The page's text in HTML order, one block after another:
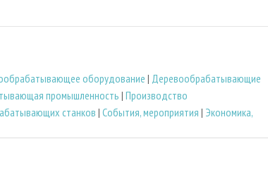
оборудование | Деревообрабатывающие
промышленность | Производство
станков | События, мероприятия | Экономика,